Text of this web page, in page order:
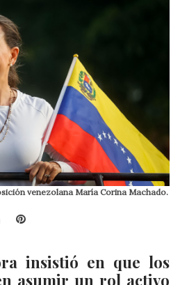
venezolana María Corina Machado.
Pinterest
insistió en que los
asumir un rol activo